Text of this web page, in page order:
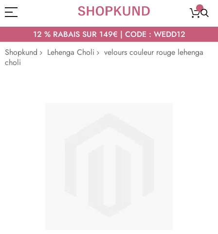
12 % RABAIS SUR 149€ | CODE : WEDD12
Shopkund
Lehenga Choli
velours couleur rouge lehenga
choli